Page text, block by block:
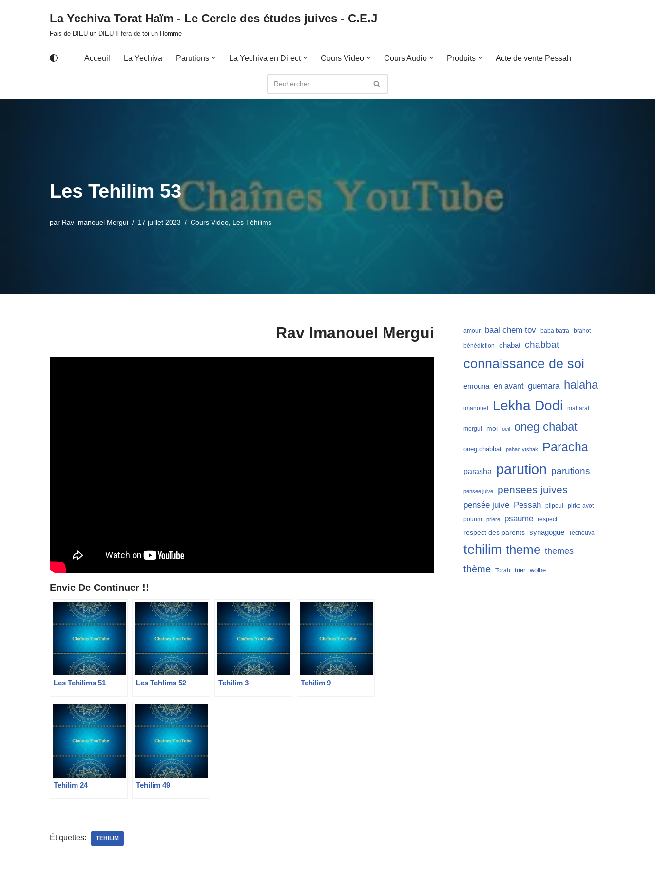
La Yechiva Torat Haïm - Le Cercle des études juives - C.E.J
Fais de DIEU un DIEU Il fera de toi un Homme
Acceuil La Yechiva Parutions La Yechiva en Direct Cours Video Cours Audio Produits Acte de vente Pessah
Les Tehilim 53
par Rav Imanouel Mergui 17 juillet 2023 Cours Video Les Téhilims
Rav Imanouel Mergui
Envie De Continuer !!
Les Tehilims 51 Les Tehlims 52 Tehilim 3 Tehilim 9
Tehilim 24 Tehilim 49
Étiquettes: TEHILIM
amour baal chem tov baba batra brahot
bénédiction chabat chabbat
connaissance de soi
emouna en avant guemara halaha
imanouel Lekha Dodi maharal
mergui moi oeil oneg chabat
oneg chabbat pahad ytshak Paracha
parasha parution parutions
pensee juive pensees juives
pensée juive Pessah pilpoul
pirke avot
pourim
prière psaume respect
respect des parents synagogue Techouva
tehilim theme themes
thème Torah trier wolbe